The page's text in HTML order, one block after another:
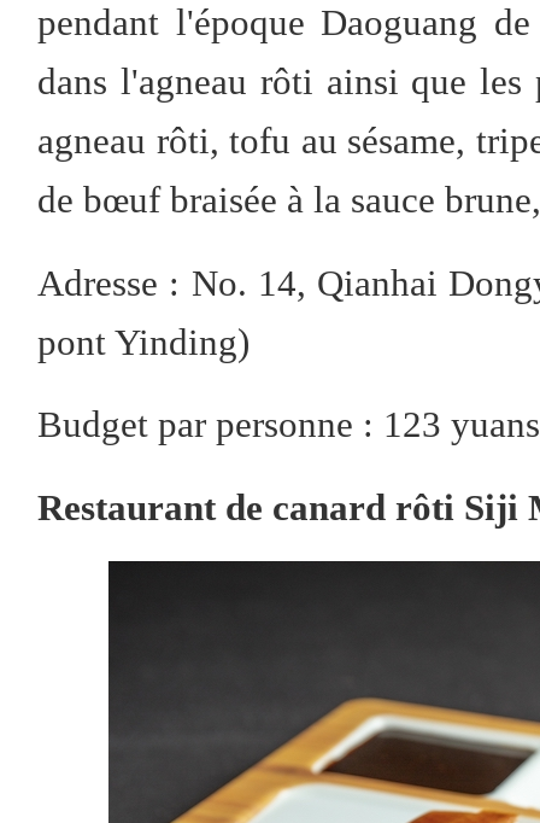
pendant l'époque Daoguang
dans l'agneau rôti ainsi que les
agneau rôti, tofu au sésame,
de bœuf braisée à la sauce
Adresse : No. 14, Qianhai
pont Yinding)
Budget par personne : 123 yuans
Restaurant de canard rôti Siji